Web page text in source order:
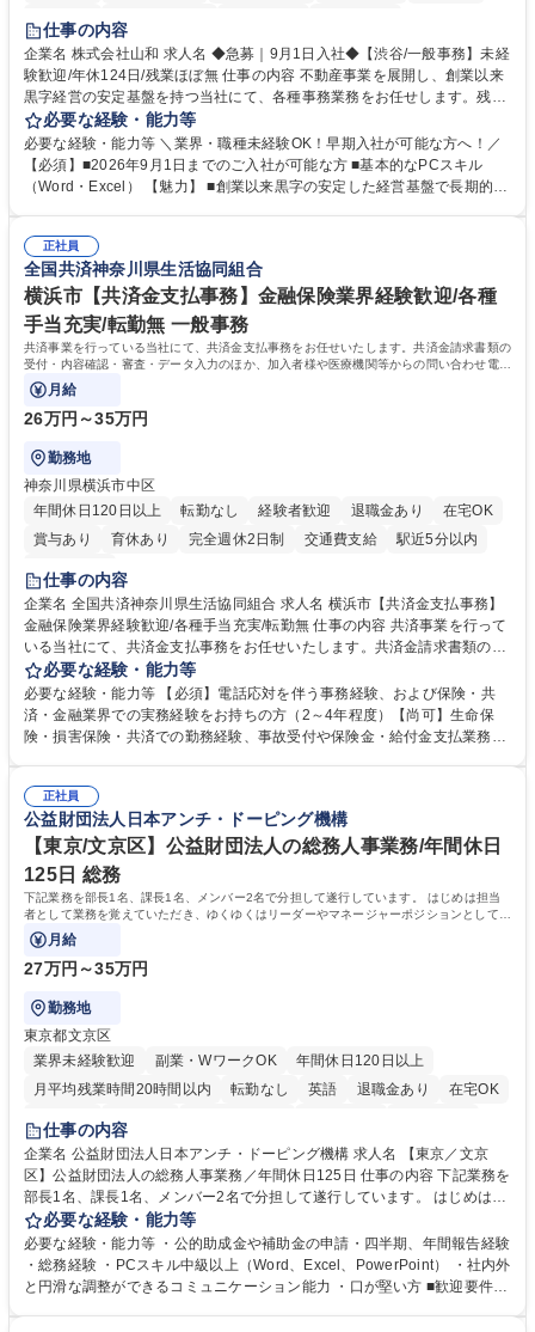
育休あり 完全週休2日制
仕事の内容
企業名 株式会社山和 求人名 ◆急募｜9月1日入社◆【渋谷/一般事務】未経
験歓迎/年休124日/残業ほぼ無 仕事の内容 不動産事業を展開し、創業以来
黒字経営の安定基盤を持つ当社にて、各種事務業務をお任せします。残業
がほぼ発生せず、連続した日程の有給取得が可能なため、WLBを整えたい
方にお勧めの環境です！ 入社後はOJTを通じて丁寧に研修を行いますの
で、事務未経験の方でも安心して臨むことができます。 【業務詳細】■電
話・来客対応 ■物件の鍵や社内の備品管理 ■データ入力や書類作成 ■契約
必要な経験・能力等
必要な経験・能力等 ＼業界・職種未経験OK！早期入社が可能な方へ！／
【必須】■2026年9月1日までのご入社が可能な方 ■基本的なPCスキル
（Word・Excel） 【魅力】 ■創業以来黒字の安定した経営基盤で長期的に
のOJTで業務を習得可能、未経験でもしっかりサポート 学歴・資格 学
歴：大学院 大学 高専 短大 語学力： 資格：
正社員
全国共済神奈川県生活協同組合
横浜市【共済金支払事務】金融保険業界経験歓迎/各種
手当充実/転勤無 一般事務
共済事業を行っている当社にて、共済金支払事務をお任せいたします。共済金請求書類の
受付・内容確認・審査・データ入力のほか、加入者様や医療機関等からの問い合わせ電話
対応や書類発送等を担当します。
月給
26万円～35万円
勤務地
神奈川県横浜市中区
年間休日120日以上
転勤なし 経験者歓迎 退職金あり
在宅OK
賞与あり
育休あり 完全週休2日制 交通費支給
駅近5分以内
土日祝休み
仕事の内容
企業名 全国共済神奈川県生活協同組合 求人名 横浜市【共済金支払事務】
金融保険業界経験歓迎/各種手当充実/転勤無 仕事の内容 共済事業を行って
いる当社にて、共済金支払事務をお任せいたします。共済金請求書類の受
付・内容確認・審査・データ入力のほか、加入者様や医療機関等からの問
い合わせ電話対応や書類発送等を担当します。 ■共済金請求書類の受付、
内容確認、および共済金支払に関する審査・事務処理業務全般を担当 ■専
用システムへのデータ入力、各種必要書類の作成・発送作業 ■加入者様や
指定する業務 募集職種 横浜市【共済金支払事務】金融保険業界経験歓迎/
各種手当充実/転勤無
必要な経験・能力等
必要な経験・能力等 【必須】電話応対を伴う事務経験、および保険・共
済・金融業界での実務経験をお持ちの方（2～4年程度）【尚可】生命保
険・損害保険・共済での勤務経験、事故受付や保険金・給付金支払業務経
務へのキャリアチェンジ希望者も大歓迎です！ 学歴・資格 学歴：大学院
大学 高専 短大 専修学校 高校 語学力： 資格：
正社員
公益財団法人日本アンチ・ドーピング機構
【東京/文京区】公益財団法人の総務人事業務/年間休日
125日 総務
下記業務を部長1名、課長1名、メンバー2名で分担して遂行しています。 はじめは担当
者として業務を覚えていただき、ゆくゆくはリーダーやマネージャーポジションとして活
躍いただくことを期待しています。
月給
27万円～35万円
勤務地
東京都文京区
業界未経験歓迎
副業・WワークOK
年間休日120日以上
月平均残業時間20時間以内
転勤なし 英語 退職金あり
在宅OK
賞与あり
育休あり
食事補助あり
仕事の内容
企業名 公益財団法人日本アンチ・ドーピング機構 求人名 【東京／文京
区】公益財団法人の総務人事業務／年間休日125日 仕事の内容 下記業務を
部長1名、課長1名、メンバー2名で分担して遂行しています。 はじめは担
当者として業務を覚えていただき、ゆくゆくはリーダーやマネージャーポ
ジションとして活躍いただくことを期待しています。 【総務・人事グルー
プの業務内容】 ・人事制度関連 ・採用活動 ・教育研修の企画、実行 ・勤
怠管理 ・官公庁への各種提出 ・法定の会議運営（評議員会、理事会） ・
必要な経験・能力等
必要な経験・能力等 ・公的助成金や補助金の申請・四半期、年間報告経験
・総務経験 ・PCスキル中級以上（Word、Excel、PowerPoint） ・社内外
と円滑な調整ができるコミュニケーション能力 ・口が堅い方 ■歓迎要件